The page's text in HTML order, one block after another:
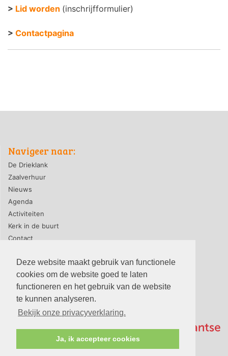
Deze website maakt gebruik van functionele
cookies om de website goed te laten
functioneren en het gebruik van de website
te kunnen analyseren.
Bekijk onze privacyverklaring.
Ja, ik accepteer cookies
> Lid worden (inschrijfformulier)
> Contactpagina
Navigeer naar:
De Drieklank
Zaalverhuur
Nieuws
Agenda
Activiteiten
Kerk in de buurt
Contact
privacyverklaring|contact webmaster
© 2026, PG-De Drieklank